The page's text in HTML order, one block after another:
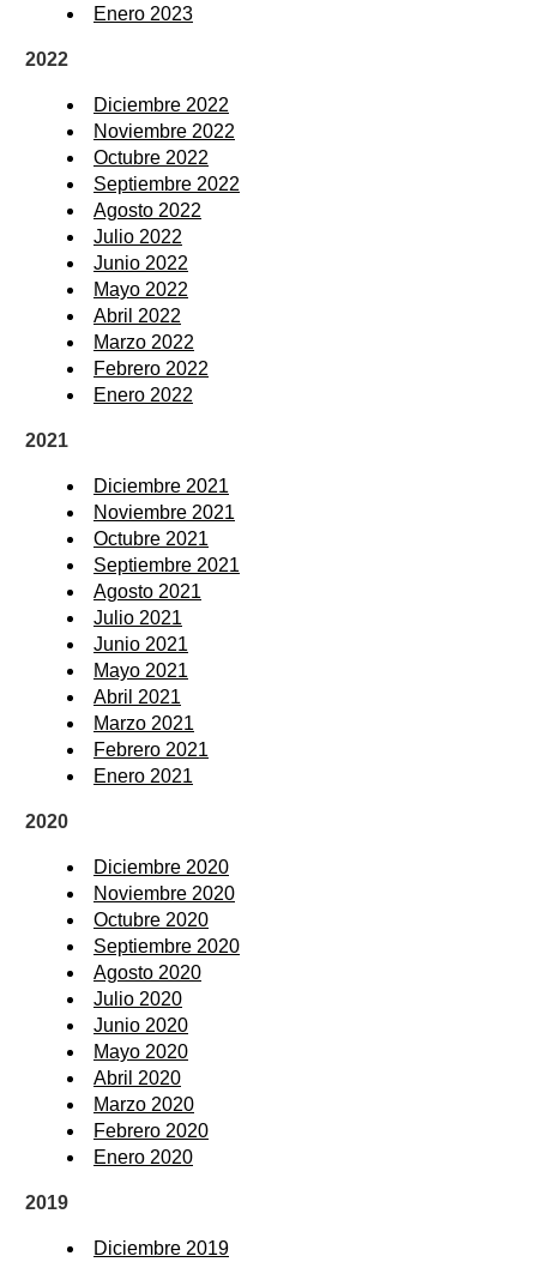
Enero 2023
2022
Diciembre 2022
Noviembre 2022
Octubre 2022
Septiembre 2022
Agosto 2022
Julio 2022
Junio 2022
Mayo 2022
Abril 2022
Marzo 2022
Febrero 2022
Enero 2022
2021
Diciembre 2021
Noviembre 2021
Octubre 2021
Septiembre 2021
Agosto 2021
Julio 2021
Junio 2021
Mayo 2021
Abril 2021
Marzo 2021
Febrero 2021
Enero 2021
2020
Diciembre 2020
Noviembre 2020
Octubre 2020
Septiembre 2020
Agosto 2020
Julio 2020
Junio 2020
Mayo 2020
Abril 2020
Marzo 2020
Febrero 2020
Enero 2020
2019
Diciembre 2019